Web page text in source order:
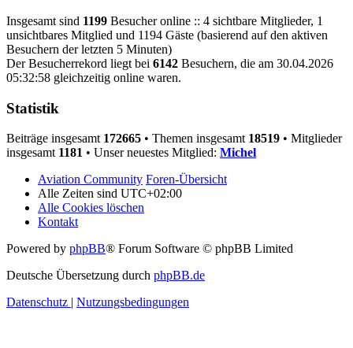
Insgesamt sind 1199 Besucher online :: 4 sichtbare Mitglieder, 1
unsichtbares Mitglied und 1194 Gäste (basierend auf den aktiven
Besuchern der letzten 5 Minuten)
Der Besucherrekord liegt bei 6142 Besuchern, die am 30.04.2026
05:32:58 gleichzeitig online waren.
Statistik
Beiträge insgesamt 172665 • Themen insgesamt 18519 • Mitglieder
insgesamt 1181 • Unser neuestes Mitglied: Michel
Aviation Community Foren-Übersicht
Alle Zeiten sind UTC+02:00
Alle Cookies löschen
Kontakt
Powered by phpBB® Forum Software © phpBB Limited
Deutsche Übersetzung durch phpBB.de
Datenschutz | Nutzungsbedingungen